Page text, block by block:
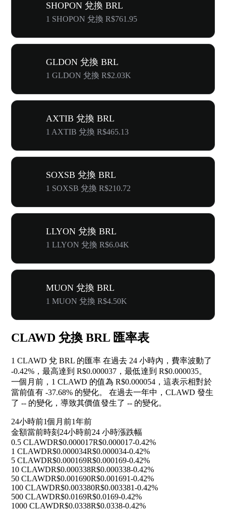
SHOPON 兌換 BRL
1 SHOPON 兌換 R$761.95
GLDON 兌換 BRL
1 GLDON 兌換 R$2.03K
AXTIB 兌換 BRL
1 AXTIB 兌換 R$465.13
SOXSB 兌換 BRL
1 SOXSB 兌換 R$210.72
LLYON 兌換 BRL
1 LLYON 兌換 R$6.04K
MUON 兌換 BRL
1 MUON 兌換 R$4.50K
CLAWD 兌換 BRL 匯率表
1 CLAWD 兌 BRL 的匯率 在過去 24 小時內，費率波動了
-0.42% ，最高達到 R$0.000037，最低達到 R$0.000035。
一個月前，1 CLAWD 的值為 R$0.000054，這表示相對於
當前值有 -37.68% 的變化。 在過去一年中，CLAWD 發生
了 -- 的變化，導致其價值發生了 -- 的變化。
24小時前1個月前1年前
金額當前時刻 24小時前24 小時漲跌幅
0.5 CLAWDR$0.000017R$0.000017-0.42%
1 CLAWDR$0.000034R$0.000034-0.42%
5 CLAWDR$0.000169R$0.000169-0.42%
10 CLAWDR$0.000338R$0.000338-0.42%
50 CLAWDR$0.001690R$0.001691-0.42%
100 CLAWDR$0.003380R$0.003381-0.42%
500 CLAWDR$0.0169R$0.0169-0.42%
1000 CLAWDR$0.0338R$0.0338-0.42%